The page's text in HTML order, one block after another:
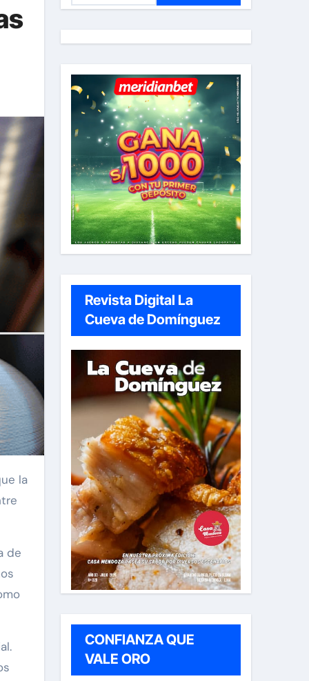
de
r
:
Revista Digital La
Cueva de Domínguez
CONFIANZA QUE
VALE ORO